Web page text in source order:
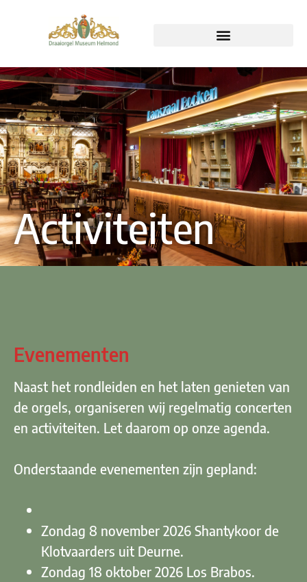
Activiteiten
Evenementen
Naast het rondleiden en het laten genieten van
de orgels, organiseren wij regelmatig concerten
en activiteiten. Let daarom op onze agenda.
Onderstaande evenementen zijn gepland:
Zondag 8 november 2026 Shantykoor de
Klotvaarders uit Deurne.
Zondag 18 oktober 2026 Los Brabos.